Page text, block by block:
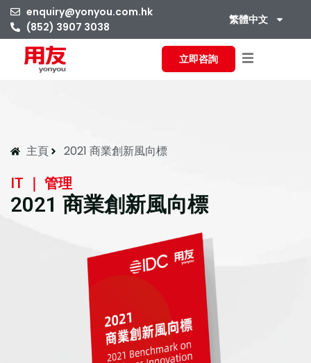
enquiry@yonyou.com.hk
(852) 3907 3038
繁體中文
立即咨詢
主頁 2021 商業創新風向標
IT ｜ 管理
2021 商業創新風向標